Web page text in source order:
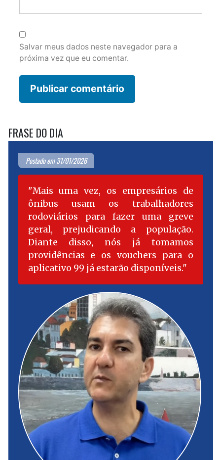
Salvar meus dados neste navegador para a
próxima vez que eu comentar.
FRASE DO DIA
Postado em 31/01/2026
Mais uma vez, os empresários de
ônibus usam os trabalhadores
rodoviários para fazer uma greve
geral, prejudicando a população.
Diante disso, nós já tomamos
providências e os vouchers para o
aplicativo 99 já estarão disponíveis.